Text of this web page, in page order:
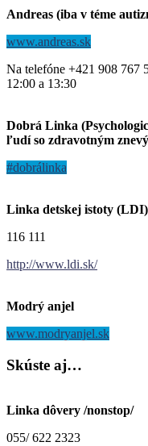
Andreas (iba v téme
www.andreas.sk
Na telefóne +421 908 767
12:00 a 13:30
Dobrá Linka
ľudí so zdravotným
#dobrálinka
Linka detskej istoty
116 111
http://www.ldi.sk/
Modrý anjel
www.modryanjel.sk
Skúste aj…
Linka dôvery /nonstop/
055/ 622 2323